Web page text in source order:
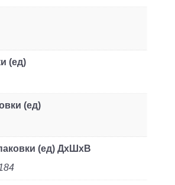
(ед)
(ед)
(ед) ДхШхВ